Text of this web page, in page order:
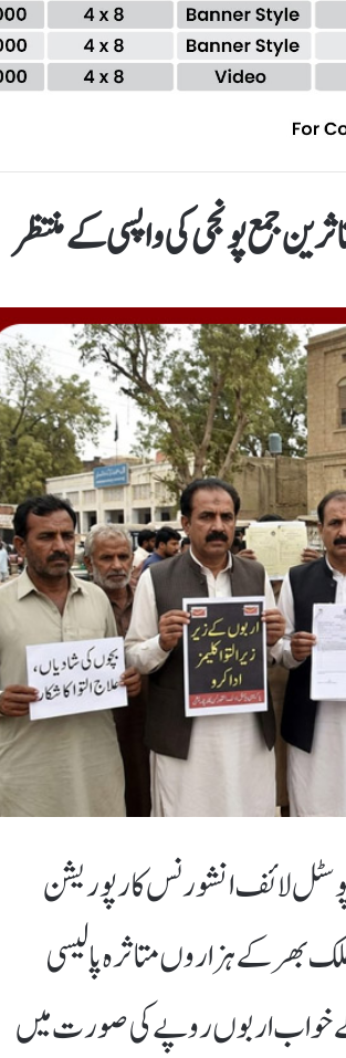
جمع پونجی کی واپسی کے منتظر
لائف انشورنس کارپوریشن
بھر کے ہزاروں متاثرہ پالیسی
کے خواب اربوں روپے کی صورت میں